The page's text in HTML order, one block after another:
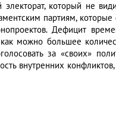
который не
партиям, которые
Дефицит
можно большее
за «своих»
внутренних